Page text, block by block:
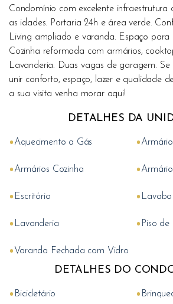
Condomínio com excelente infraestrutura
as idades. Portaria 24h e área verde.
Living ampliado e varanda. Espaço
Cozinha reformada com armários,
Lavanderia. Duas vagas de garagem.
unir conforto, espaço, lazer e qualidade
a sua visita venha morar aqui!
DETALHES DA
•Aquecimento a Gás •
•Armários Cozinha •
• Escritório • Lavabo
• Lavanderia • Piso
•Varanda Fechada com Vidro
DETALHES DO
• Bicicletário •